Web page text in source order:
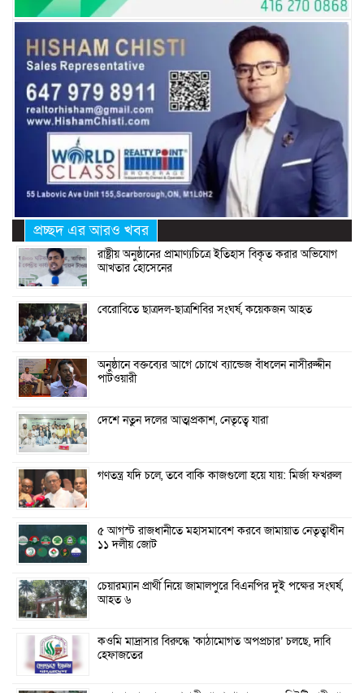
প্রচ্ছদ এর আরও খবর
রাষ্ট্রীয় অনুষ্ঠানের প্রামাণ্যচিত্রে ইতিহাস বিকৃত করার অভিযোগ
আখতার হোসেনের
বেরোবিতে ছাত্রদল-ছাত্রশিবির সংঘর্ষ, কয়েকজন আহত
অনুষ্ঠানে বক্তব্যের আগে চোখে ব্যান্ডেজ বাঁধলেন নাসীরুদ্দীন
পাটওয়ারী
দেশে নতুন দলের আত্মপ্রকাশ, নেতৃত্বে যারা
গণতন্ত্র যদি চলে, তবে বাকি কাজগুলো হয়ে যায়: মির্জা ফখরুল
৫ আগস্ট রাজধানীতে মহাসমাবেশ করবে জামায়াত নেতৃত্বাধীন
১১ দলীয় জোট
চেয়ারম্যান প্রার্থী নিয়ে জামালপুরে বিএনপির দুই পক্ষের সংঘর্ষ,
আহত ৬
কওমি মাদ্রাসার বিরুদ্ধে ‘কাঠামোগত অপপ্রচার’ চলছে, দাবি
হেফাজতের